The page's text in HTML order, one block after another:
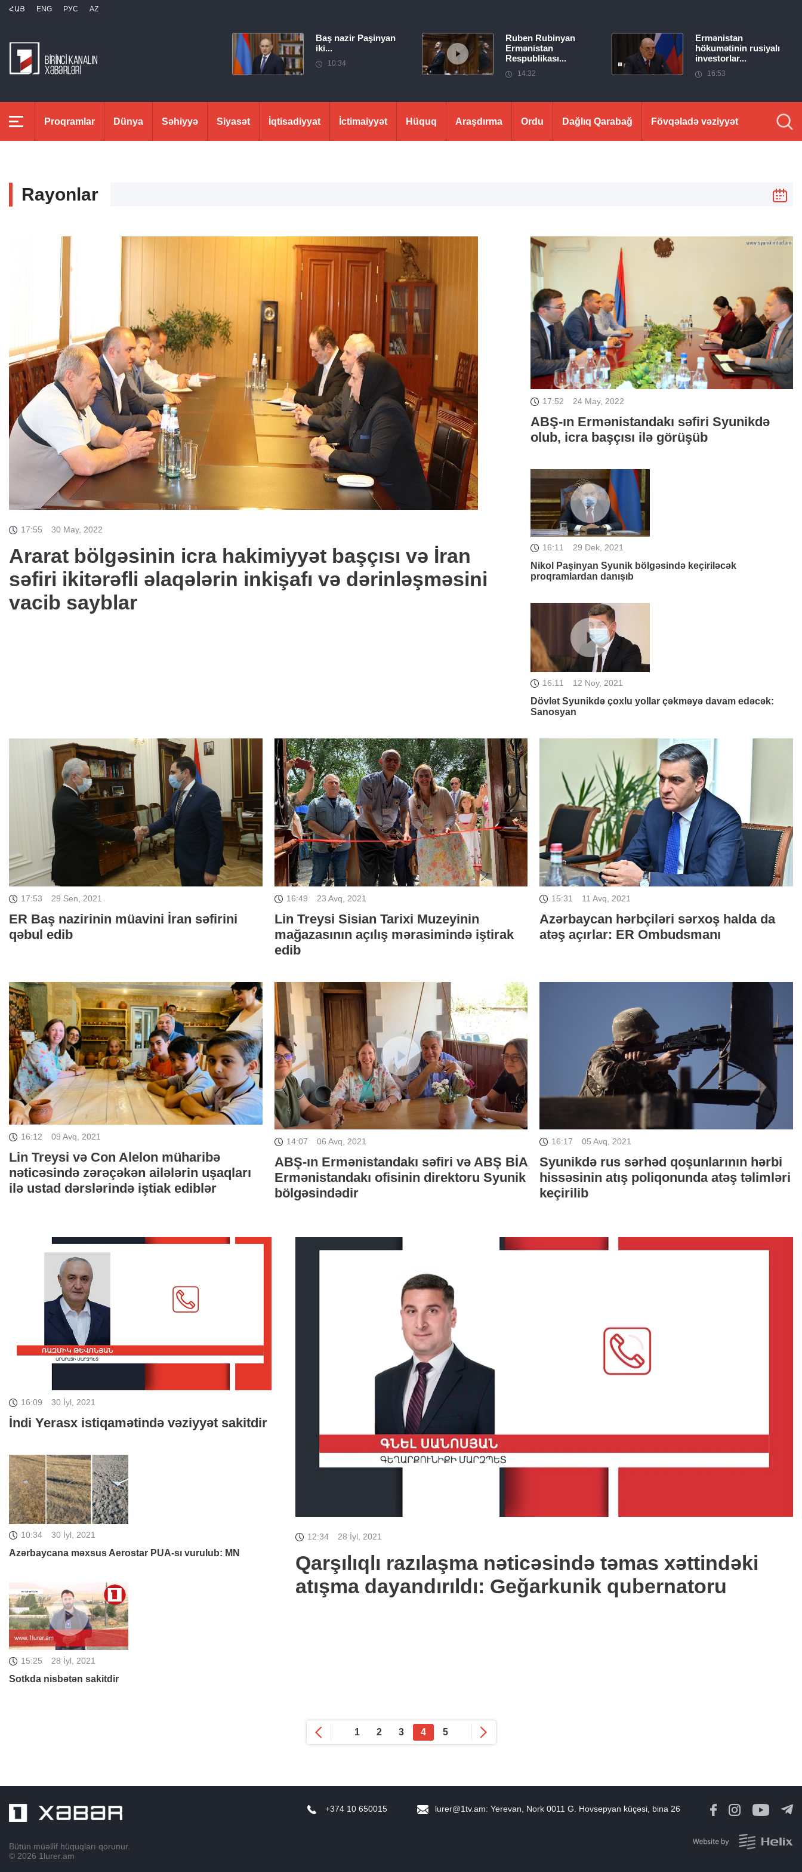
ՀԱՅ ENG РУС AZ
Baş nazir Paşinyan
iki...
10:34
Ruben Rubinyan
Ermənistan
Respublikası...
14:32
Ermənistan
hökumətinin rusiyalı
investorlar...
16:53
Proqramlar Dünya Səhiyyə Siyasət İqtisadiyyat İctimaiyyət Hüquq Araşdırma Ordu Dağlıq Qarabağ Fövqəladə vəziyyət
Rayonlar
17:55 30 May, 2022
Ararat bölgəsinin icra hakimiyyət başçısı və İran
səfiri ikitərəfli əlaqələrin inkişafı və dərinləşməsini
vacib sayblar
17:52 24 May, 2022
ABŞ-ın Ermənistandakı səfiri Syunikdə
olub, icra başçısı ilə görüşüb
16:11 29 Dek, 2021
Nikol Paşinyan Syunik bölgəsində keçiriləcək
proqramlardan danışıb
16:11 12 Noy, 2021
Dövlət Syunikdə çoxlu yollar çəkməyə davam edəcək:
Sanosyan
17:53 29 Sen, 2021
ER Baş nazirinin müavini İran səfirini
qəbul edib
16:49 23 Avq, 2021
Lin Treysi Sisian Tarixi Muzeyinin
mağazasının açılış mərasimində iştirak
edib
15:31 11 Avq, 2021
Azərbaycan hərbçiləri sərxoş halda da
atəş açırlar: ER Ombudsmanı
16:12 09 Avq, 2021
Lin Treysi və Con Alelon müharibə
nəticəsində zərəçəkən ailələrin uşaqları
ilə ustad dərslərində iştiak ediblər
14:07 06 Avq, 2021
ABŞ-ın Ermənistandakı səfiri və ABŞ BİA
Ermənistandakı ofisinin direktoru Syunik
bölgəsindədir
16:17 05 Avq, 2021
Syunikdə rus sərhəd qoşunlarının hərbi
hissəsinin atış poliqonunda atəş təlimləri
keçirilib
16:09 30 İyl, 2021
İndi Yerasx istiqamətində vəziyyət sakitdir
10:34 30 İyl, 2021
Azərbaycana məxsus Aerostar PUA-sı vurulub: MN
15:25 28 İyl, 2021
Sotkda nisbətən sakitdir
12:34 28 İyl, 2021
Qarşılıqlı razılaşma nəticəsində təmas xəttindəki
atışma dayandırıldı: Geğarkunik qubernatoru
1 2 3 4 5
Bütün müəllif hüquqları qorunur.
© 2026 1lurer.am
lurer@1tv.am: Yerevan, Nork 0011 G. Hovsepyan küçəsi, bina 26
+374 10 650015